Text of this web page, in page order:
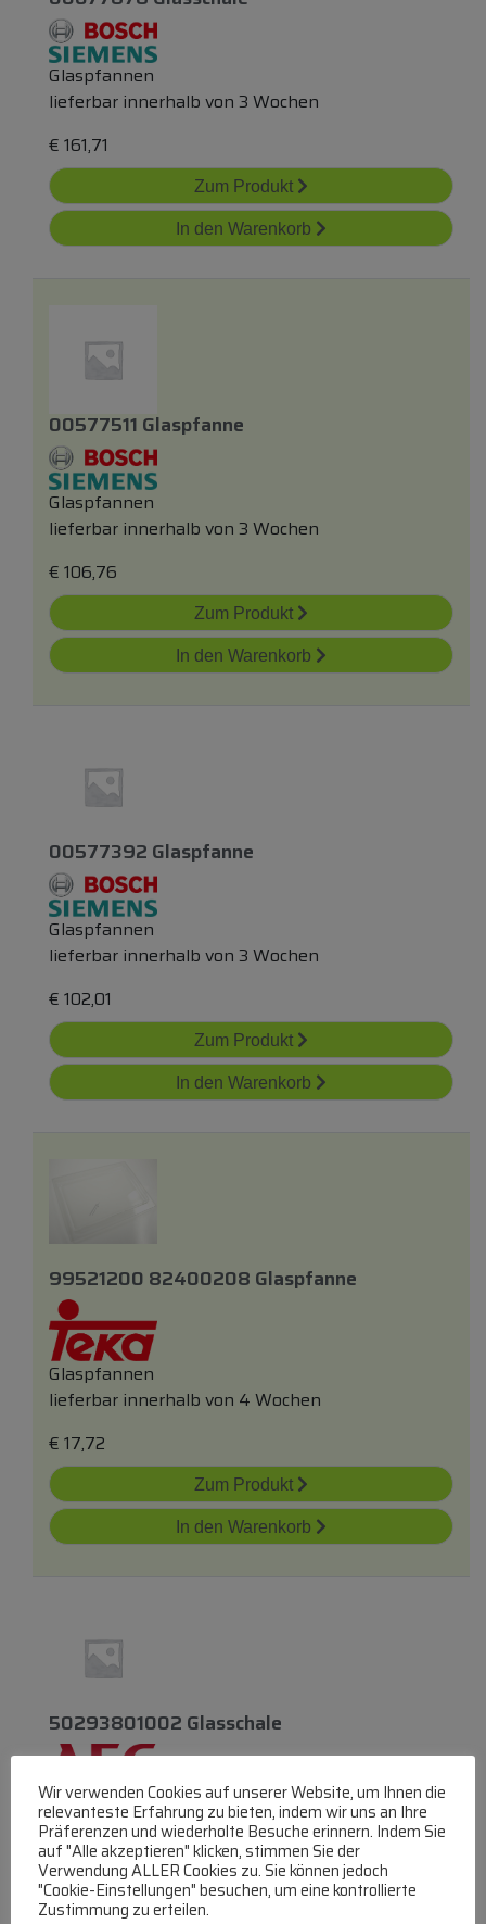
Glaspfannen
lieferbar innerhalb von 3 Wochen
€ 161,71
Zum Produkt
In den Warenkorb
00577511 Glaspfanne
Glaspfannen
lieferbar innerhalb von 3 Wochen
€ 106,76
Zum Produkt
In den Warenkorb
00577392 Glaspfanne
Glaspfannen
lieferbar innerhalb von 3 Wochen
€ 102,01
Zum Produkt
In den Warenkorb
99521200 82400208 Glaspfanne
Glaspfannen
lieferbar innerhalb von 4 Wochen
€ 17,72
Zum Produkt
In den Warenkorb
50293801002 Glasschale
Glaspfannen
lieferbar innerhalb von 3 Wochen
€139,27
Wir verwenden Cookies auf unserer Website, um Ihnen die
relevanteste Erfahrung zu bieten, indem wir uns an Ihre
Präferenzen und wiederholte Besuche erinnern. Indem Sie
auf "Alle akzeptieren" klicken, stimmen Sie der
Verwendung ALLER Cookies zu. Sie können jedoch
"Cookie-Einstellungen" besuchen, um eine kontrollierte
Zustimmung zu erteilen.